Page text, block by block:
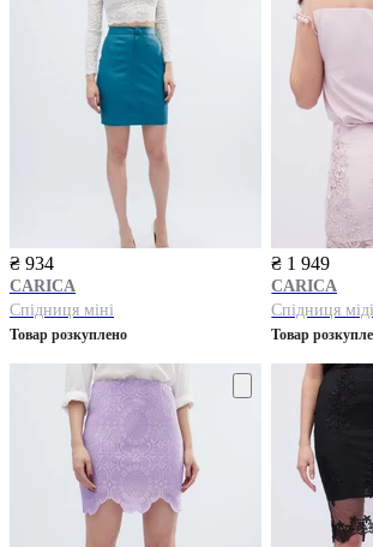
₴ 934
CARICA
Спідниця міні
Товар розкуплено
₴ 1 949
CARICA
Спідниця міді
Товар